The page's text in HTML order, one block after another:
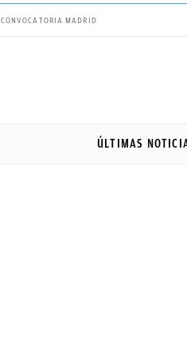
CONVOCATORIA MADRID
ÚLTIMAS